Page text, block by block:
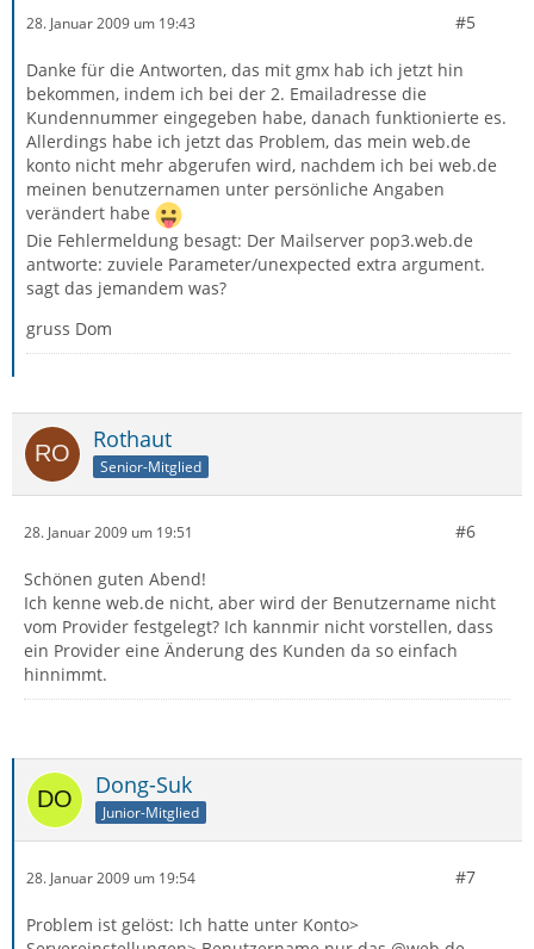
28. Januar 2009 um 19:43 #5
Danke für die Antworten, das mit gmx hab ich jetzt hin
bekommen, indem ich bei der 2. Emailadresse die
Kundennummer eingegeben habe, danach funktionierte es.
Allerdings habe ich jetzt das Problem, das mein web.de
konto nicht mehr abgerufen wird, nachdem ich bei web.de
meinen benutzernamen unter persönliche Angaben
verändert habe
Die Fehlermeldung besagt: Der Mailserver pop3.web.de
antworte: zuviele Parameter/unexpected extra argument.
sagt das jemandem was?
gruss Dom
Rothaut
Senior-Mitglied
28. Januar 2009 um 19:51 #6
Schönen guten Abend!
Ich kenne web.de nicht, aber wird der Benutzername nicht
vom Provider festgelegt? Ich kannmir nicht vorstellen, dass
ein Provider eine Änderung des Kunden da so einfach
hinnimmt.
Dong-Suk
Junior-Mitglied
28. Januar 2009 um 19:54 #7
Problem ist gelöst: Ich hatte unter Konto>